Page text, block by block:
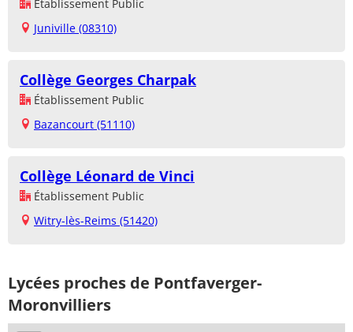
Établissement Public
Juniville (08310)
Collège Georges Charpak
Établissement Public
Bazancourt (51110)
Collège Léonard de Vinci
Établissement Public
Witry-lès-Reims (51420)
Lycées proches de Pontfaverger-
Moronvilliers